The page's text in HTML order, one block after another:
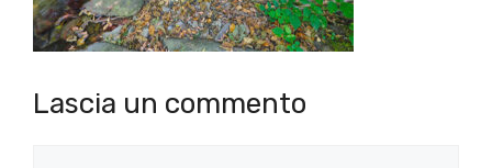
Lascia un commento